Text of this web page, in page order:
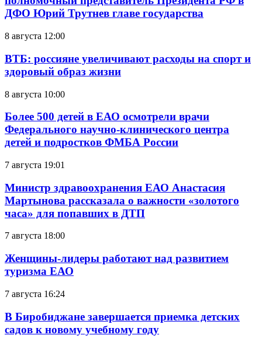
ДФО Юрий Трутнев главе государства
8 августа 12:00
ВТБ: россияне увеличивают расходы на спорт и
здоровый образ жизни
8 августа 10:00
Более 500 детей в ЕАО осмотрели врачи
Федерального научно-клинического центра
детей и подростков ФМБА России
7 августа 19:01
Министр здравоохранения ЕАО Анастасия
Мартынова рассказала о важности «золотого
часа» для попавших в ДТП
7 августа 18:00
Женщины-лидеры работают над развитием
туризма ЕАО
7 августа 16:24
В Биробиджане завершается приемка детских
садов к новому учебному году